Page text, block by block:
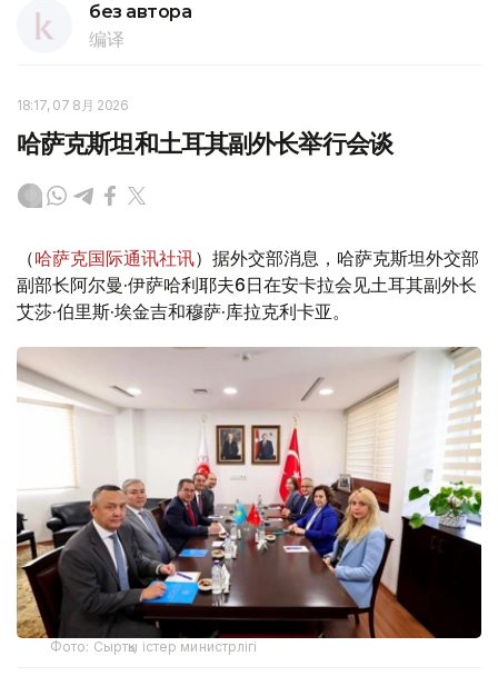
без автора
编译
18:17, 07 8月 2026
哈萨克斯坦和土耳其副外长举行会谈
（哈萨克国际通讯社讯）据外交部消息，哈萨克斯坦外交部
副部长阿尔曼·伊萨哈利耶夫6日在安卡拉会见土耳其副外长
艾莎·伯里斯·埃金吉和穆萨·库拉克利卡亚。
Фото: Сыртқы істер министрлігі